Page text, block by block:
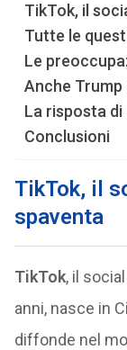
TikTok, il
Tutte le
Le
Anche
La risposta di
Conclusioni
TikTok, il
spaventa
TikTok, il
anni, nasce in
diffonde nel